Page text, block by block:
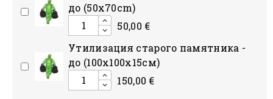
до (50x70cm)
50,00 €
Утилизация старого памятника -
до (100х100х15см)
150,00 €